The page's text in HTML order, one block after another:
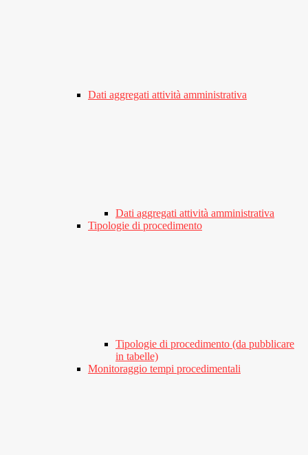
Dati aggregati attività amministrativa
Dati aggregati attività amministrativa
Tipologie di procedimento
Tipologie di procedimento (da pubblicare
in tabelle)
Monitoraggio tempi procedimentali